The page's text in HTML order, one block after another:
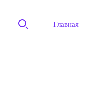
Главная